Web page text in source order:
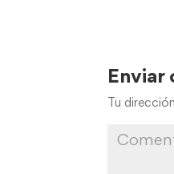
Enviar
Tu